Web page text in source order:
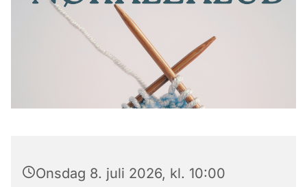
Onsdag 8. juli 2026, kl. 10:00